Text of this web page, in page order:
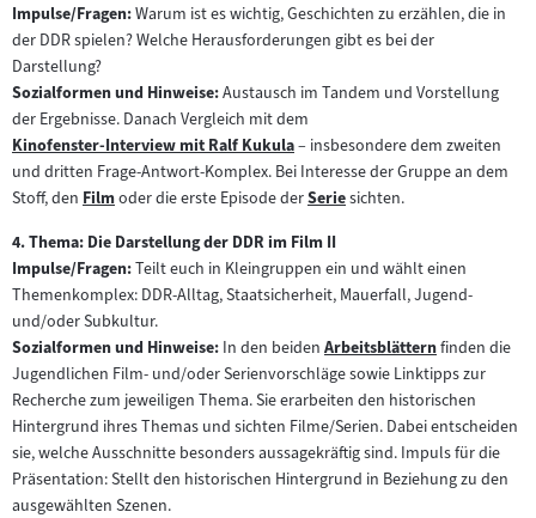
Impulse/Fragen:Warum ist es wichtig, Geschichten zu erzählen, die in
der DDR spielen? Welche Herausforderungen gibt es bei der
Darstellung?
Sozialformen und Hinweise:Austausch im Tandem und Vorstellung
der Ergebnisse. Danach Vergleich mit dem
Zum
Inhalt:
Kinofenster-Interview mit Ralf Kukula– insbesondere dem zweiten
und dritten Frage-Antwort-Komplex. Bei Interesse der Gruppe an dem
Stoff, den Zum
Inhalt:
Filmoder die erste Episode derZum
Inhalt:
Seriesichten.
4. Thema: Die Darstellung der DDR im Film II
Impulse/Fragen:Teilt euch in Kleingruppen ein und wählt einen
Themenkomplex: DDR-Alltag, Staatsicherheit, Mauerfall, Jugend-
und/oder Subkultur.
Sozialformen und Hinweise: In den beiden Zum
Inhalt:
Arbeitsblätternfinden die
Jugendlichen Film- und/oder Serienvorschläge sowie Linktipps zur
Recherche zum jeweiligen Thema. Sie erarbeiten den historischen
Hintergrund ihres Themas und sichten Filme/Serien. Dabei entscheiden
sie, welche Ausschnitte besonders aussagekräftig sind. Impuls für die
Präsentation: Stellt den historischen Hintergrund in Beziehung zu den
ausgewählten Szenen.